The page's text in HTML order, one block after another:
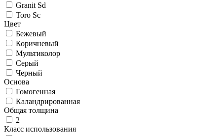
Granit Sd
Toro Sc
Цвет
Бежевый
Коричневый
Мультиколор
Серый
Черный
Основа
Гомогенная
Каландрированная
Общая толщина
2
Класс использования